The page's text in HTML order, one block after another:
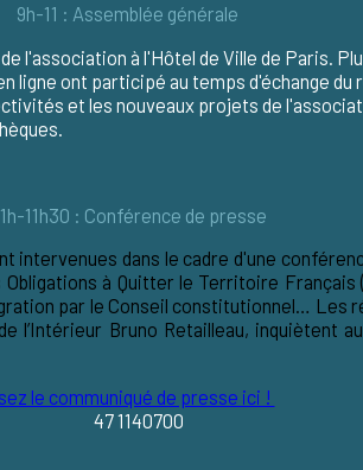
9h-11 : Assemblée générale
l'association à l'Hôtel de Ville de Paris.
ligne ont participé au temps d'échange
et les nouveaux projets de
11h30 : Conférence de presse
intervenues dans le cadre d'une
à Quitter le Territoire Français
par le Conseil constitutionnel… Les
l’Intérieur Bruno Retailleau, inquiètent
le communiqué de presse ici !